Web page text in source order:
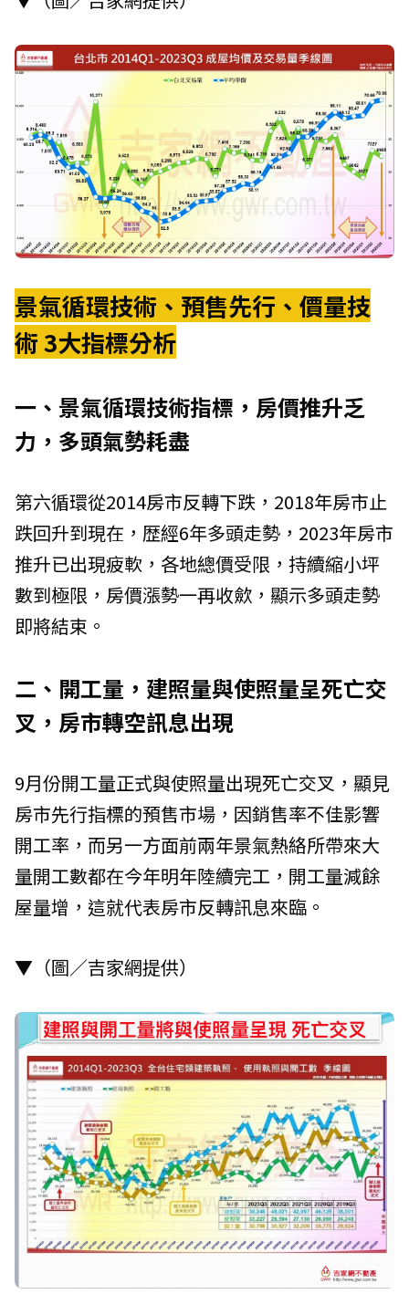
景氣循環技術、預售先行、價量技
術 3大指標分析
一、景氣循環技術指標，房價推升乏
力，多頭氣勢耗盡
第六循環從2014房市反轉下跌，2018年房市止
跌回升到現在，歴經6年多頭走勢，2023年房市
推升已出現疲軟，各地總價受限，持續縮小坪
數到極限，房價漲勢一再收歛，顯示多頭走勢
即將結束。
二、開工量，建照量與使照量呈死亡交
叉，房市轉空訊息出現
9月份開工量正式與使照量出現死亡交叉，顯見
房市先行指標的預售市場，因銷售率不佳影響
開工率，而另一方面前兩年景氣熱絡所帶來大
量開工數都在今年明年陸續完工，開工量減餘
屋量增，這就代表房市反轉訊息來臨。
▼（圖／吉家網提供）